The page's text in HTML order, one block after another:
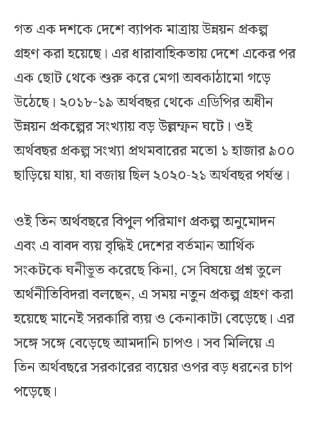
গত এক দশকে দেশে ব্যাপক মাত্রায় উন্নয়ন প্রকল্প
গ্রহণ করা হয়েছে। এর ধারাবাহিকতায় দেশে একের পর
এক ছোট থেকে শুরু করে মেগা অবকাঠামো গড়ে
উঠেছে। ২০১৮-১৯ অর্থবছর থেকে এডিপির অধীন
উন্নয়ন প্রকল্পের সংখ্যায় বড় উল্লম্ফন ঘটে। ওই
অর্থবছর প্রকল্প সংখ্যা প্রথমবারের মতো ১ হাজার ৯০০
ছাড়িয়ে যায়, যা বজায় ছিল ২০২০-২১ অর্থবছর পর্যন্ত।
ওই তিন অর্থবছরে বিপুল পরিমাণ প্রকল্প অনুমোদন
এবং এ বাবদ ব্যয় বৃদ্ধিই দেশের বর্তমান আর্থিক
সংকটকে ঘনীভূত করেছে কিনা, সে বিষয়ে প্রশ্ন তুলে
অর্থনীতিবিদরা বলছেন, এ সময় নতুন প্রকল্প গ্রহণ করা
হয়েছে মানেই সরকারি ব্যয় ও কেনাকাটা বেড়েছে। এর
সঙ্গে সঙ্গে বেড়েছে আমদানি চাপও। সব মিলিয়ে এ
তিন অর্থবছরে সরকারের ব্যয়ের ওপর বড় ধরনের চাপ
পড়েছে।